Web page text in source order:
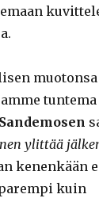
ylittää
kenenkään
kuin